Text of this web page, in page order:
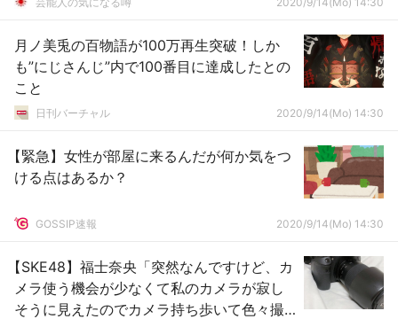
月ノ美兎の百物語が100万再生突破！しか
も”にじさんじ”内で100番目に達成したとの
こと
日刊バーチャル 2020/9/14(Mo) 14:30
【緊急】女性が部屋に来るんだが何か気をつ
ける点はあるか？
GOSSIP速報 2020/9/14(Mo) 14:30
【SKE48】福士奈央「突然なんですけど、カ
メラ使う機会が少なくて私のカメラが寂し
そうに見えたのでカメラ持ち歩いて色々撮